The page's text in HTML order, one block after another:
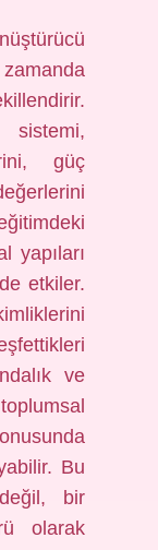
güç
yapıları
etkiler.
ve
Bu
bir
olarak